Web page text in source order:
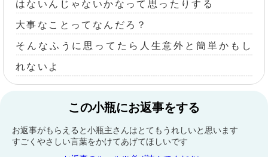
はないんじゃないかなって思ったりする
大事なことってなんだろ？
そんなふうに思ってたら人生意外と簡単かもし
れないよ
この小瓶にお返事をする
お返事がもらえると小瓶主さんはとてもうれしいと思います
すごくやさしい言葉をかけてあげてほしいです